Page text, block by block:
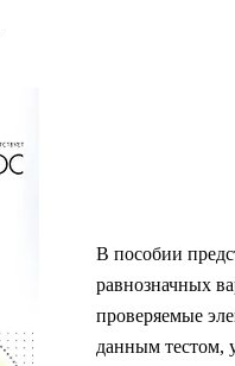
В пособии
равнозначных
проверяемые
данным тестом,